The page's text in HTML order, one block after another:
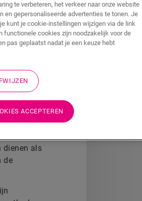
vinyl-,
losjes in
vloeren in
33
dienen als
de
Wat zijn
Mag ik
Mag
te verbeteren, het verkeer naar onze website
en gepersonaliseerde advertenties te tonen. Je
kunt je cookie-instellingen wijzigen via de link
functionele cookies zijn noodzakelijk voor de
pas geplaatst nadat je een keuze hebt
ACCEPTEREN